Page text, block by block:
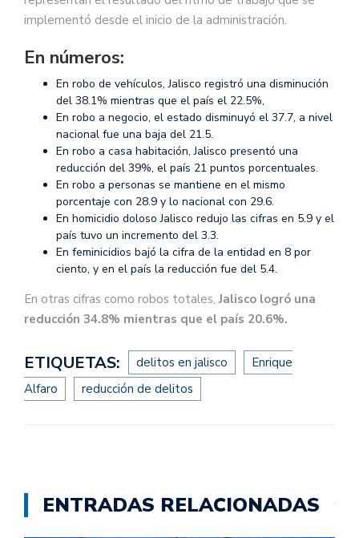
implementó desde el inicio de la administración.
En números:
En robo de vehículos, Jalisco registró una disminución
del 38.1% mientras que el país el 22.5%,
En robo a negocio, el estado disminuyó el 37.7, a nivel
nacional fue una baja del 21.5.
En robo a casa habitación, Jalisco presentó una
reducción del 39%, el país 21 puntos porcentuales.
En robo a personas se mantiene en el mismo
porcentaje con 28.9 y lo nacional con 29.6.
En homicidio doloso Jalisco redujo las cifras en 5.9 y el
país tuvo un incremento del 3.3.
En feminicidios bajó la cifra de la entidad en 8 por
ciento, y en el país la reducción fue del 5.4.
En otras cifras como robos totales, Jalisco logró una
reducción 34.8% mientras que el país 20.6%.
ETIQUETAS: delitos en jalisco
Enrique
Alfaro
reducción de delitos
ENTRADAS RELACIONADAS